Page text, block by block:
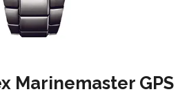
Marinemaster GPS